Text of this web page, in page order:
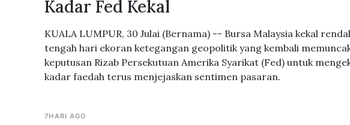
Kadar Fed Kekal
KUALA LUMPUR, 30 Julai (Bernama) -- Bursa Malaysia kekal
tengah hari ekoran ketegangan geopolitik yang kembali
keputusan Rizab Persekutuan Amerika Syarikat (Fed) untuk
kadar faedah terus menjejaskan sentimen pasaran.
7HARI AGO